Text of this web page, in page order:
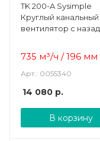
TK 200-A Sysimple
Круглый канальный
вентилятор с назад
735 м³/ч / 196 мм
Арт.: 0055340
14 080 р.
В корзину